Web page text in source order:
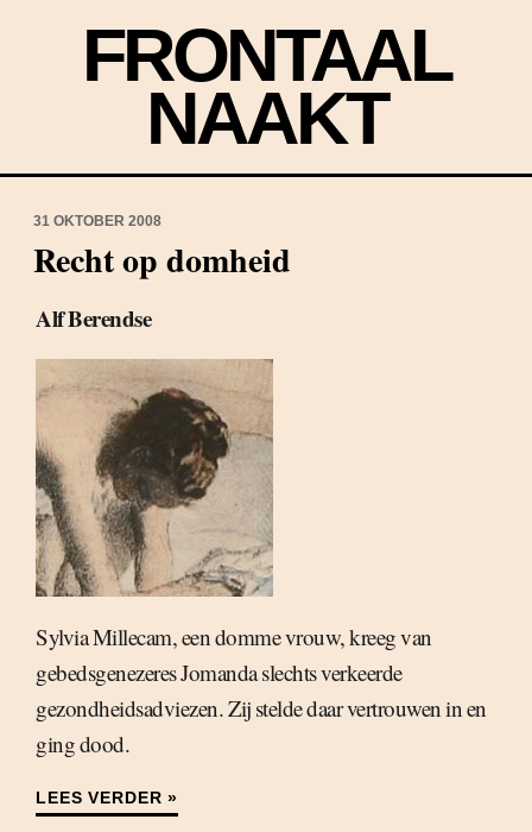
FRONTAAL
NAAKT
31 OKTOBER 2008
Recht op domheid
Alf Berendse
Sylvia Millecam, een domme vrouw, kreeg van
gebedsgenezeres Jomanda slechts verkeerde
gezondheidsadviezen. Zij stelde daar vertrouwen in en
ging dood.
LEES VERDER »